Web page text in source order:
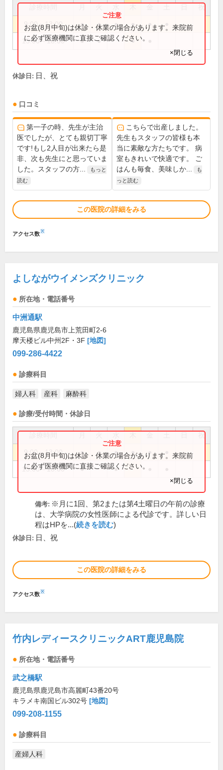
祝
9:00～13:00 ● ● ● ● ●
15:00～18:00 ● ● ●
お盆(8月中旬)は休診・休業の場合があります。来院前
に必ず医療機関に直接ご確認ください。
×閉じる
休診日: 日、祝
口コミ
第一子の時、先生が主治
医でしたが、とても親切丁寧
です!もし2人目が出来たら是
非、次も先生にと思っていま
した。スタッフの方...
もっと
読む
こちらで出産しました。
先生もスタッフの皆様も本
当に素敵な方たちです。 病
室もきれいで快適です。 ご
はんも毎食、美味しか...
も
っと読む
この医院の詳細をみる
アクセス数※
よしながウイメンズクリニック
所在地・電話番号
中洲通駅
鹿児島県鹿児島市上荒田町2-6
摩天楼ビル中州2F・3F [地図]
099-286-4422
診療科目
婦人科 産科 麻酔科
診療/受付時間・休診日
祝
9:00～13:00 ● ● ● ● ●
15:00～18:00 ● ●
お盆(8月中旬)は休診・休業の場合があります。来院前
に必ず医療機関に直接ご確認ください。
×閉じる
備考: ※月に1回、第2または第4土曜日の午前の診療
は、大学病院の女性医師による代診です。詳しい日
程はHPを...(続きを読む)
休診日: 日、祝
この医院の詳細をみる
アクセス数※
竹内レディースクリニックART鹿児島院
所在地・電話番号
武之橋駅
鹿児島県鹿児島市高麗町43番20号
キラメキ南国ビル302号 [地図]
099-208-1155
診療科目
産婦人科